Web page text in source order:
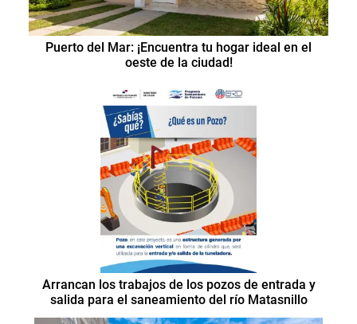
Puerto del Mar: ¡Encuentra tu hogar ideal en el
oeste de la ciudad!
Arrancan los trabajos de los pozos de entrada y
salida para el saneamiento del río Matasnillo